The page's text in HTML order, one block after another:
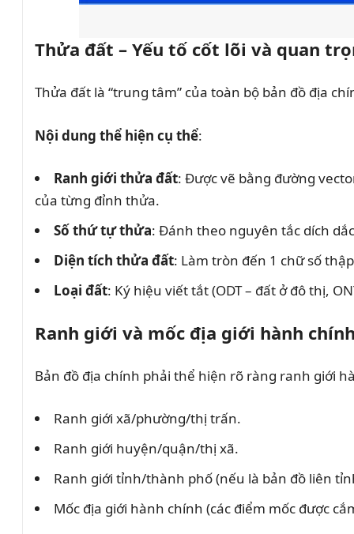
Thửa đất – Yếu tố cốt lõi và quan
Thửa đất là “trung tâm” của toàn bộ bản đồ địa
Nội dung thể hiện cụ thể:
Ranh giới thửa đất: Được vẽ bằng đường
của từng đỉnh thửa.
Số thứ tự thửa: Đánh theo nguyên tắc dích
Diện tích thửa đất: Làm tròn đến 1 chữ số
Loại đất: Ký hiệu viết tắt (ODT – đất ở đô thị,
Ranh giới và mốc địa giới hành
Bản đồ địa chính phải thể hiện rõ ràng ranh giới
Ranh giới xã/phường/thị trấn.
Ranh giới huyện/quận/thị xã.
Ranh giới tỉnh/thành phố (nếu là bản đồ liên
Mốc địa giới hành chính (các điểm mốc được